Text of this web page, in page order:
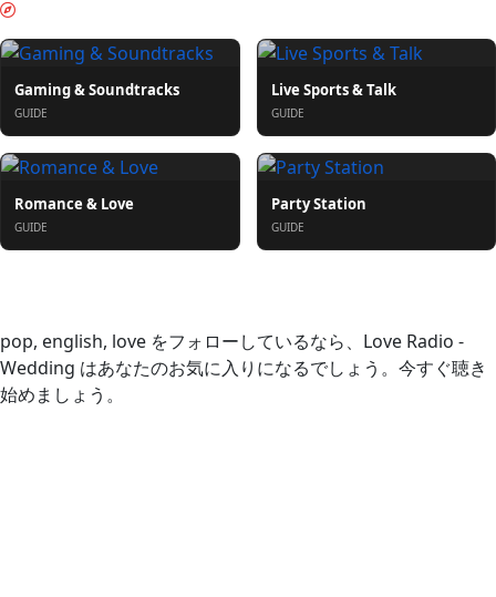
Gaming & Soundtracks
GUIDE
Live Sports & Talk
GUIDE
Romance & Love
GUIDE
Party Station
GUIDE
pop, english, love をフォローしているなら、Love Radio -
Wedding はあなたのお気に入りになるでしょう。今すぐ聴き
始めましょう。